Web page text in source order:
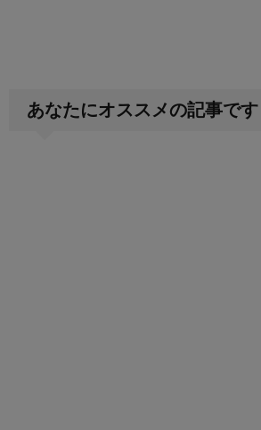
あなたにオススメの記事です